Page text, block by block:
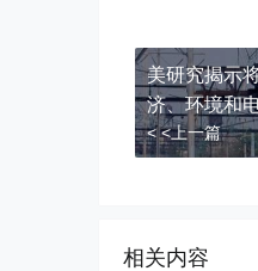
美研究揭示
济、环境和
< <上一篇
相关内容